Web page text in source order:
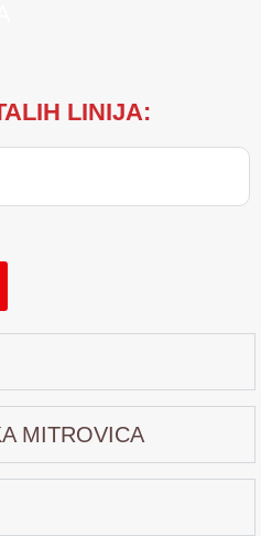
LINIJA:
MITROVICA